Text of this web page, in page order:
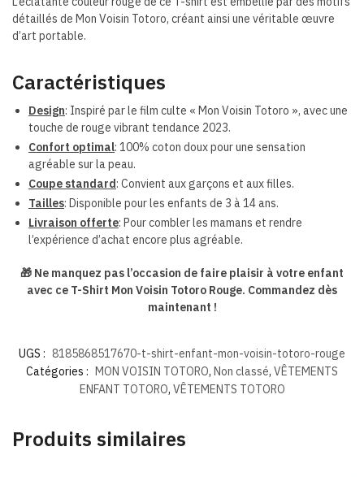
détaillés de Mon Voisin Totoro, créant ainsi une véritable œuvre
d’art portable.
Caractéristiques
Design: Inspiré par le film culte « Mon Voisin Totoro », avec une
touche de rouge vibrant tendance 2023.
Confort optimal: 100% coton doux pour une sensation
agréable sur la peau.
Coupe standard : Convient aux garçons et aux filles.
Tailles: Disponible pour les enfants de 3 à 14 ans.
Livraison offerte: Pour combler les mamans et rendre
l’expérience d’achat encore plus agréable.
🎁 Ne manquez pas l’occasion de faire plaisir à votre enfant
avec ce T-Shirt Mon Voisin Totoro Rouge. Commandez dès
maintenant !
UGS : 8185868517670-t-shirt-enfant-mon-voisin-totoro-rouge
Catégories : MON VOISIN TOTORO, Non classé, VÊTEMENTS
ENFANT TOTORO, VÊTEMENTS TOTORO
Produits similaires